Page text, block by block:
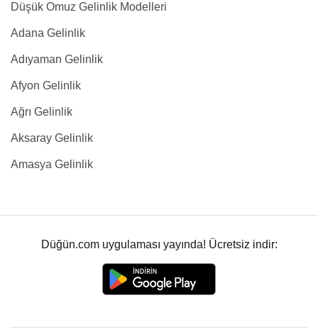
Düşük Omuz Gelinlik Modelleri
Adana Gelinlik
Adıyaman Gelinlik
Afyon Gelinlik
Ağrı Gelinlik
Aksaray Gelinlik
Amasya Gelinlik
Düğün.com uygulaması yayında! Ücretsiz indir: